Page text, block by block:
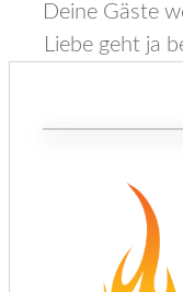
Deine Gäste
Liebe geht ja